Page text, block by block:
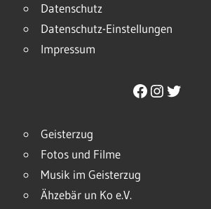
Datenschutz
Datenschutz-Einstellungen
Impressum
Facebook
Instagram
Twitter
Geisterzug
Fotos und Filme
Musik im Geisterzug
Ähzebär un Ko e.V.